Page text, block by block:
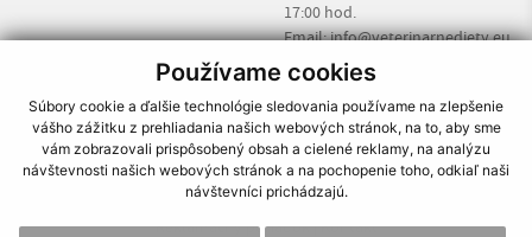
Používame cookies
Súbory cookie a ďalšie technológie sledovania používame na zlepšenie
vášho zážitku z prehliadania našich webových stránok, na to, aby sme
vám zobrazovali prispôsobený obsah a cielené reklamy, na analýzu
návštevnosti našich webových stránok a na pochopenie toho, odkiaľ naši
návštevníci prichádzajú.
17:00 hod.
Email:info@veterinarnediety.eu
Informácie:
Ako nakupovať| Obchodné podmienky
Reklamačný poriadok|Kontakt